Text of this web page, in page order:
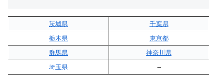
茨城県
千葉県
栃木県
東京都
群馬県
神奈川県
埼玉県
–